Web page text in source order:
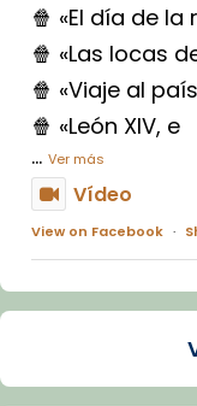
🍿 «El día de la
🍿 «Las locas
🍿 «Viaje al
🍿 «León XIV, e
... Ver más
Vídeo
View on Facebook ·
La Carmina
dos mesos, a